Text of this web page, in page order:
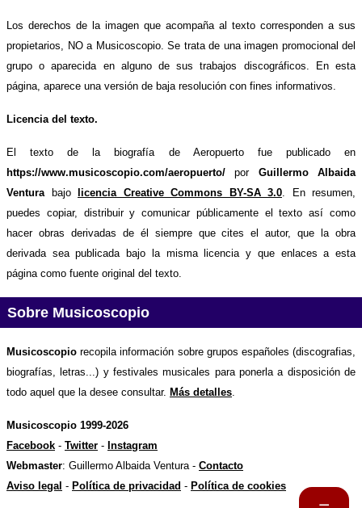
Los derechos de la imagen que acompaña al texto corresponden a sus
propietarios, NO a Musicoscopio. Se trata de una imagen promocional del
grupo o aparecida en alguno de sus trabajos discográficos. En esta
página, aparece una versión de baja resolución con fines informativos.
Licencia del texto.
El texto de la biografía de Aeropuerto fue publicado en
https://www.musicoscopio.com/aeropuerto/ por Guillermo Albaida
Venturabajo licencia Creative Commons BY-SA 3.0. En resumen,
puedes copiar, distribuir y comunicar públicamente el texto así como
hacer obras derivadas de él siempre que cites el autor, que la obra
derivada sea publicada bajo la misma licencia y que enlaces a esta
página como fuente original del texto.
Sobre Musicoscopio
Musicoscopio recopila información sobre grupos españoles (discografias,
biografías, letras...) y festivales musicales para ponerla a disposición de
todo aquel que la desee consultar. Más detalles.
Musicoscopio 1999-2026
Facebook - Twitter - Instagram
Webmaster: Guillermo Albaida Ventura - Contacto
Aviso legal - Política de privacidad - Política de cookies